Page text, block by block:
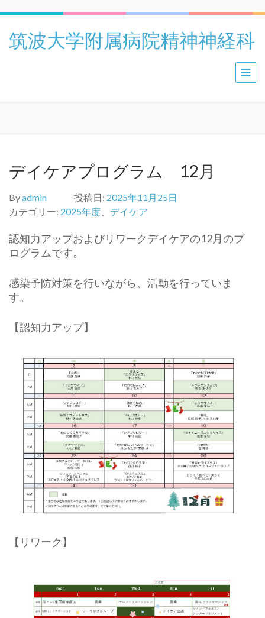
筑波大学附属病院精神神経科
デイケアプログラム 12月
Byadmin 投稿日: 2025年11月25日
カテゴリー: 2025年度 デイケア
認知力アップおよびリワークデイケアの12月のプ
ログラムです。
感染予防対策を行いながら、活動を行っていま
す。
【認知力アップ】
【リワーク】